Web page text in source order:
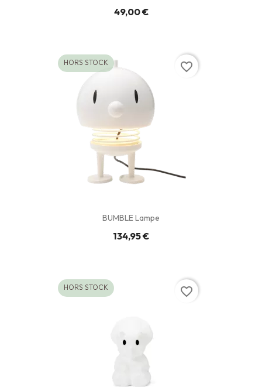
49,00 €
BUMBLE Lampe
134,95 €
HORS STOCK favorite_border
HORS STOCK favorite_border